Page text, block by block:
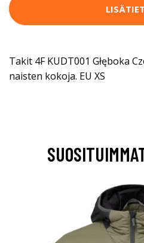
Takit 4F KUDT001 Głęboka
naisten kokoja. EU XS